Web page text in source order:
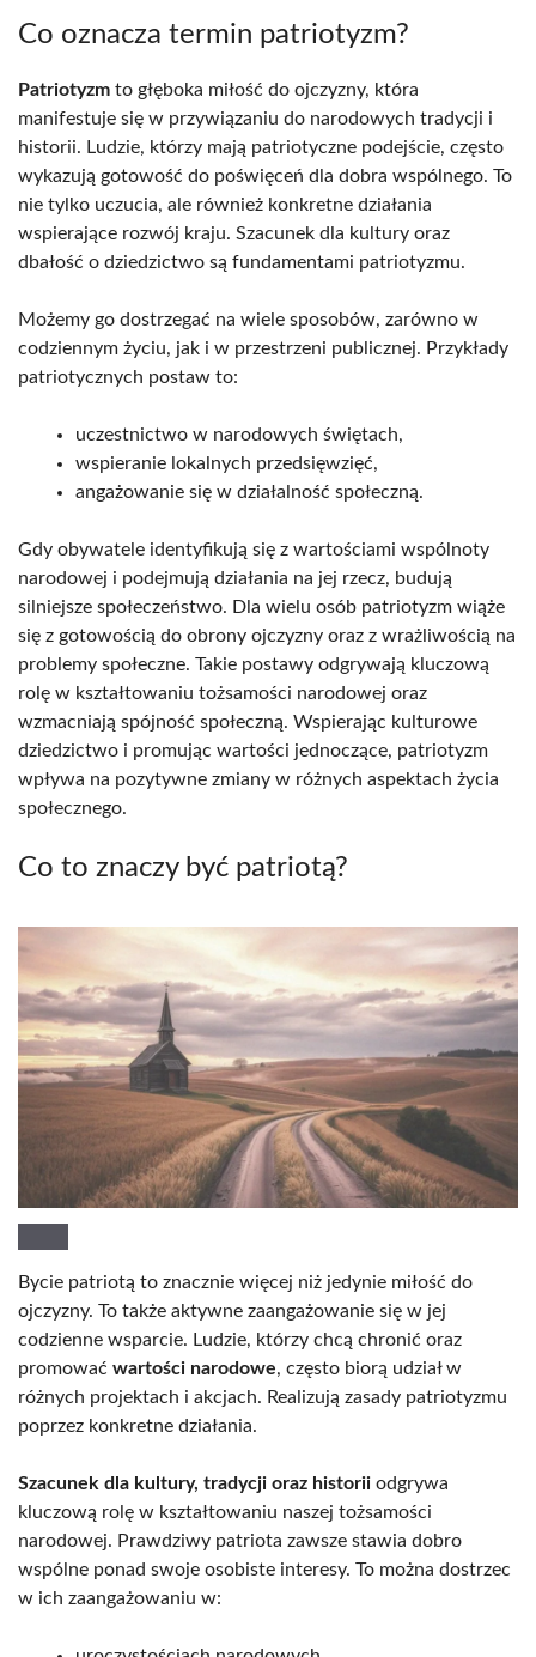
Co oznacza termin patriotyzm?
Patriotyzm to głęboka miłość do ojczyzny, która
manifestuje się w przywiązaniu do narodowych tradycji i
historii. Ludzie, którzy mają patriotyczne podejście, często
wykazują gotowość do poświęceń dla dobra wspólnego. To
nie tylko uczucia, ale również konkretne działania
wspierające rozwój kraju. Szacunek dla kultury oraz
dbałość o dziedzictwo są fundamentami patriotyzmu.
Możemy go dostrzegać na wiele sposobów, zarówno w
codziennym życiu, jak i w przestrzeni publicznej. Przykłady
patriotycznych postaw to:
uczestnictwo w narodowych świętach,
wspieranie lokalnych przedsięwzięć,
angażowanie się w działalność społeczną.
Gdy obywatele identyfikują się z wartościami wspólnoty
narodowej i podejmują działania na jej rzecz, budują
silniejsze społeczeństwo. Dla wielu osób patriotyzm wiąże
się z gotowością do obrony ojczyzny oraz z wrażliwością na
problemy społeczne. Takie postawy odgrywają kluczową
rolę w kształtowaniu tożsamości narodowej oraz
wzmacniają spójność społeczną. Wspierając kulturowe
dziedzictwo i promując wartości jednoczące, patriotyzm
wpływa na pozytywne zmiany w różnych aspektach życia
społecznego.
Co to znaczy być patriotą?
Bycie patriotą to znacznie więcej niż jedynie miłość do
ojczyzny. To także aktywne zaangażowanie się w jej
codzienne wsparcie. Ludzie, którzy chcą chronić oraz
promować wartości narodowe, często biorą udział w
różnych projektach i akcjach. Realizują zasady patriotyzmu
poprzez konkretne działania.
Szacunek dla kultury, tradycji oraz historii odgrywa
kluczową rolę w kształtowaniu naszej tożsamości
narodowej. Prawdziwy patriota zawsze stawia dobro
wspólne ponad swoje osobiste interesy. To można dostrzec
w ich zaangażowaniu w: